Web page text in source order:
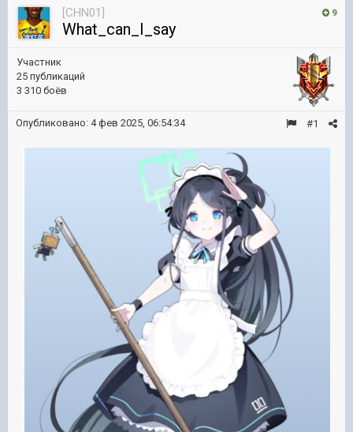
9
[CHN01]
What_can_I_say
Участник
25 публикаций
3 310 боёв
#1
Опубликовано: 4 фев 2025, 06:54:34